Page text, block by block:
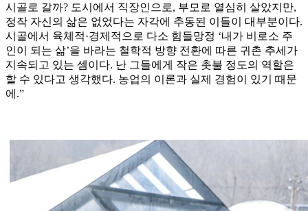
시골로 갈까? 도시에서 직장인으로, 부모로 열심히 살았지만,
정작 자신의 삶은 없었다는 자각에 추동된 이들이 대부분이다.
시골에서 육체적·경제적으로 다소 힘들망정 ‘내가 비로소 주
인이 되는 삶’을 바라는 철학적 방향 전환에 따른 귀촌 추세가
지속되고 있는 셈이다. 난 그들에게 작은 촛불 정도의 역할은
할 수 있다고 생각했다. 농업의 이론과 실제 경험이 있기 때문
에.”